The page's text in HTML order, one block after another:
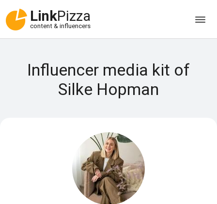
LinkPizza
content & influencers
Influencer media kit of
Silke Hopman